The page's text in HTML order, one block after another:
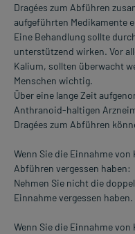
Dragées zum Abführen
aufgeführten Medikamente
Eine Behandlung sollte
unterstützend wirken. Vor
Kalium, sollten überwacht
Menschen wichtig.
Über eine lange Zeit
Anthranoid-haltigen
Dragées zum Abführen
Wenn Sie die Einnahme
Abführen vergessen haben:
Nehmen Sie nicht die
Einnahme vergessen haben.
Wenn Sie die Einnahme